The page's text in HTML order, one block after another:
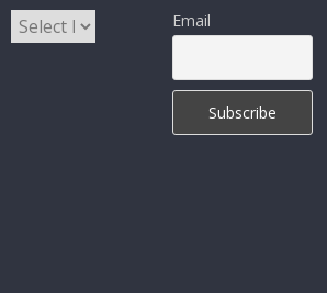
केंद्रीय रेल मंत्री ने मुख्यमंत्री के अनुरोध पर बनबसा रेलवे स्टेशन पर
अमृतसर–टनकपुर एक्सप्रेस के ठहराव को स्वीकृति
Email